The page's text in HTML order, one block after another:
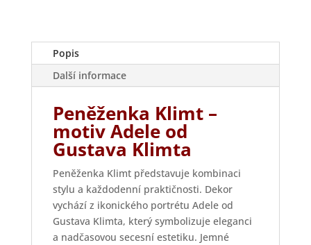
Popis
Další informace
Peněženka Klimt –
motiv Adele od
Gustava Klimta
Peněženka Klimt představuje kombinaci
stylu a každodenní praktičnosti. Dekor
vychází z ikonického portrétu Adele od
Gustava Klimta, který symbolizuje eleganci
a nadčasovou secesní estetiku. Jemné